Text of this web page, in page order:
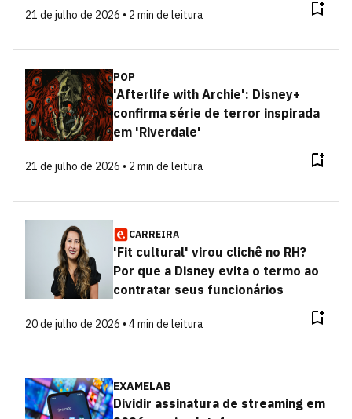
21 de julho de 2026 • 2 min de leitura
POP
'Afterlife with Archie': Disney+
confirma série de terror inspirada
em 'Riverdale'
21 de julho de 2026 • 2 min de leitura
CARREIRA
'Fit cultural' virou clichê no RH?
Por que a Disney evita o termo ao
contratar seus funcionários
20 de julho de 2026 • 4 min de leitura
EXAMELAB
Dividir assinatura de streaming em